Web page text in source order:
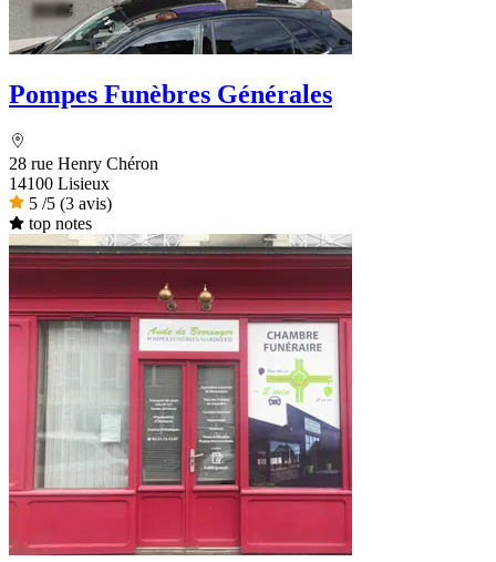
Pompes Funèbres Générales
28 rue Henry Chéron
14100 Lisieux
5 /5 (3 avis)
top notes